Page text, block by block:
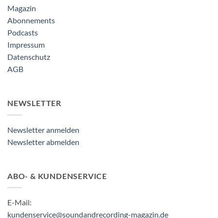
Magazin
Abonnements
Podcasts
Impressum
Datenschutz
AGB
NEWSLETTER
Newsletter anmelden
Newsletter abmelden
ABO- & KUNDENSERVICE
E-Mail:
kundenservice@soundandrecording-magazin.de